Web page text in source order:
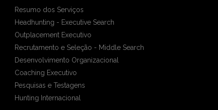
Resumo dos Serviços
Headhunting - Executive Search
Outplacement Executivo
Recrutamento e Seleção - Middle Search
Desenvolvimento Organizacional
Coaching Executivo
Pesquisas e Testagens
Hunting Internacional